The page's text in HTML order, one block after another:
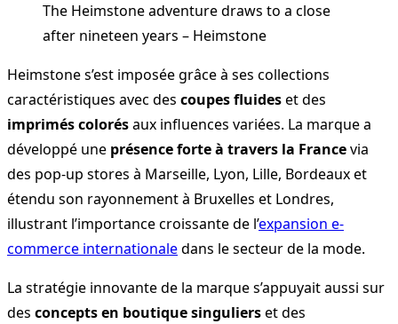
The Heimstone adventure draws to a close
after nineteen years – Heimstone
Heimstone s’est imposée grâce à ses collections
caractéristiques avec des coupes fluideset des
imprimés colorésaux influences variées. La marque a
développé une présence forte à travers la Francevia
des pop-up stores à Marseille, Lyon, Lille, Bordeaux et
étendu son rayonnement à Bruxelles et Londres,
illustrant l’importance croissante de l’expansion e-
commerce internationaledans le secteur de la mode.
La stratégie innovante de la marque s’appuyait aussi sur
des concepts en boutique singulierset des